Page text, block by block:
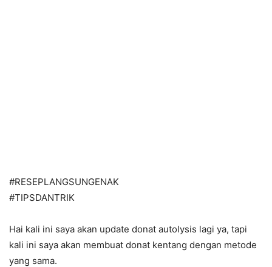
#RESEPLANGSUNGENAK
#TIPSDANTRIK
Hai kali ini saya akan update donat autolysis lagi ya, tapi
kali ini saya akan membuat donat kentang dengan metode
yang sama.